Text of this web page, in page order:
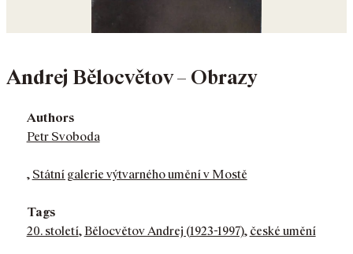
Andrej Bělocvětov – Obrazy
Authors
Petr Svoboda
, Státní galerie výtvarného umění v Mostě
Tags
20. století, Bělocvětov Andrej (1923-1997), české umění